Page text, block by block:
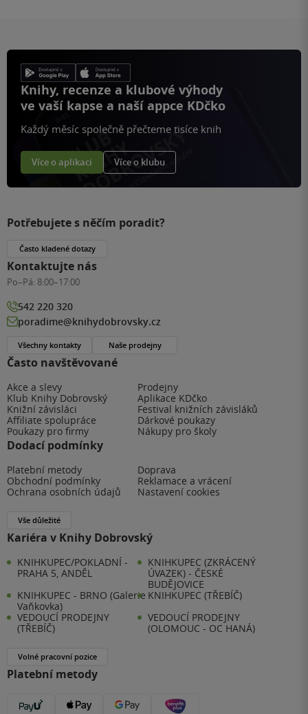
Knihy, recenze a klubové výhody
ve vaší kapse a naší appce KDčko
Každý měsíc společně přečteme tisíce knih
Více o aplikaci Více o klubu
Často navštěvované
Akce a slevy
Prodejny
Klub Knihy Dobrovský
Aplikace KDčko
Knižní závisláci
Festival knižních závisláků
Affiliate spolupráce
Dárkové poukazy
Poukazy pro firmy
Nákupy pro školy
Dodací podmínky
Platební metody
Doprava
Obchodní podmínky
Reklamace a vrácení
Ochrana osobních údajů
Nastavení cookies
Vše důležité
Kariéra v Knihy Dobrovský
KNIHKUPEC/POKLADNÍ -
PRAHA 5, ANDĚL
KNIHKUPEC (ZKRÁCENÝ
ÚVAZEK) - ČESKÉ
BUDĚJOVICE
KNIHKUPEC - BRNO (Galerie
Vaňkovka)
KNIHKUPEC (TŘEBÍČ)
VEDOUCÍ PRODEJNY
(TŘEBÍČ)
VEDOUCÍ PRODEJNY
(OLOMOUC - OC HANÁ)
Volné pracovní pozice
Platební metody
Potřebujete s něčím poradit?
Často kladené dotazy
Kontaktujte nás
Po–Pá: 8:00–17:00
542 220 320
poradime@knihydobrovsky.cz
Všechny kontakty Naše prodejny